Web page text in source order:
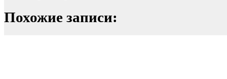
Похожие записи: